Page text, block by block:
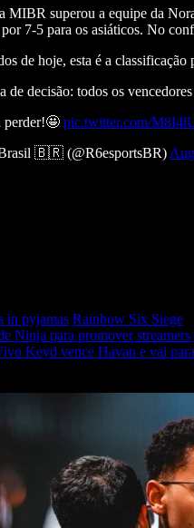
MIBR superou a equipe da
7-5 para os asiáticos. No
de hoje, esta é a classificação
de decisão: todos os
perder!🤩 pic.twitter.com/
🇧🇷 (@R6esportsBR)
in pyjamas Rainbow Six Siege
Ninja para promover
Keyd vence Havan e vai